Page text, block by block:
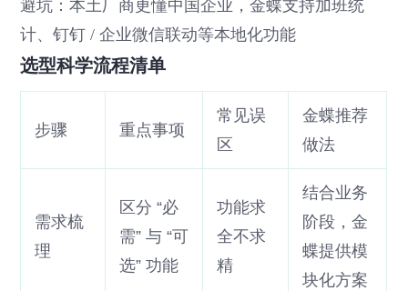
避坑：本土厂商更懂中国企业，金蝶支持加班统
计、钉钉 / 企业微信联动等本地化功能
选型科学流程清单
步骤 重点事项
常见误
区
金蝶推荐
做法
需求梳
理
区分 “必
需” 与 “可
选” 功能
功能求
全不求
精
结合业务
阶段，金
蝶提供模
块化方案